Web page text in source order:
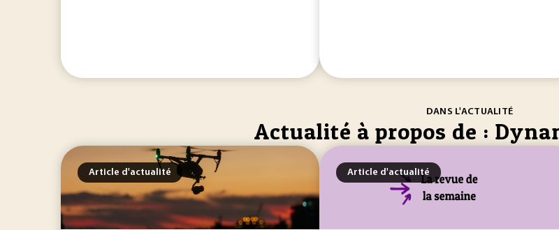
DANS L'ACTUALITÉ
Actualité à propos de :
Article d'actualité Article d'actualité